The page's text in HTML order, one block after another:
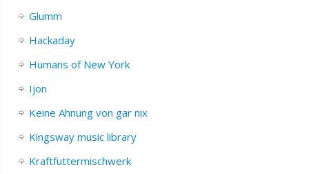
Glumm
Hackaday
Humans of New York
Ijon
Keine Ahnung von gar nix
Kingsway music library
Kraftfuttermischwerk